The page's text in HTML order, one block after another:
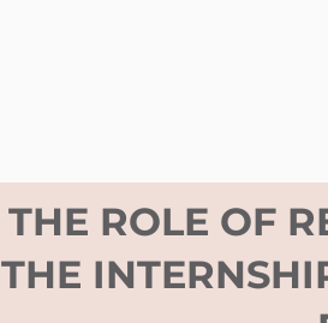
THE ROLE OF
THE